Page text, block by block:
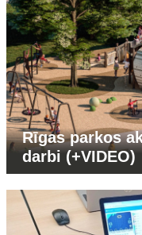
Rīgas parkos
darbi (+VIDEO)